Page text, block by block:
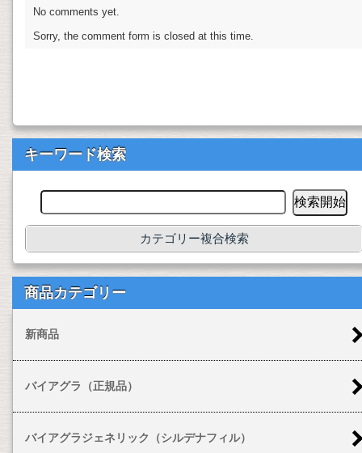
No comments yet.
Sorry, the comment form is closed at this time.
キーワード検索
カテゴリー複合検索
商品カテゴリー
新商品
バイアグラ（正規品）
バイアグラジェネリック（シルデナフィル）